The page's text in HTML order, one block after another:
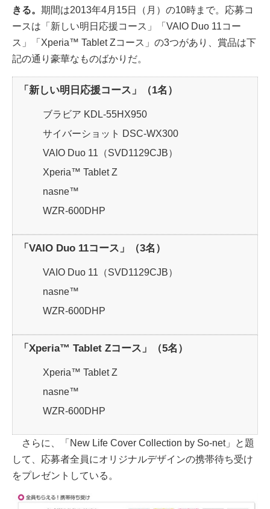
きる。 期間は2013年4月15日（月）の10時まで。応募コ
ースは「新しい明日応援コース」「VAIO Duo 11コー
ス」「Xperia™ Tablet Zコース」の3つがあり、賞品は下
記の通り豪華なものばかりだ。
「新しい明日応援コース」（1名）
ブラビア KDL-55HX950
サイバーショット DSC-WX300
VAIO Duo 11（SVD1129CJB）
Xperia™ Tablet Z
nasne™
WZR-600DHP
「VAIO Duo 11コース」（3名）
VAIO Duo 11（SVD1129CJB）
nasne™
WZR-600DHP
「Xperia™ Tablet Zコース」（5名）
Xperia™ Tablet Z
nasne™
WZR-600DHP
さらに、「New Life Cover Collection by So-net」と題
して、応募者全員にオリジナルデザインの携帯待ち受け
をプレゼントしている。